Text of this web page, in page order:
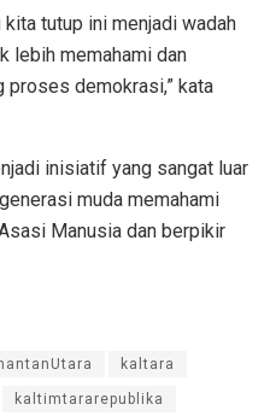
tutup ini menjadi wadah
lebih memahami dan
proses demokrasi,” kata
inisiatif yang sangat luar
muda memahami
Manusia dan berpikir
kaltara
kaltimtararepublika